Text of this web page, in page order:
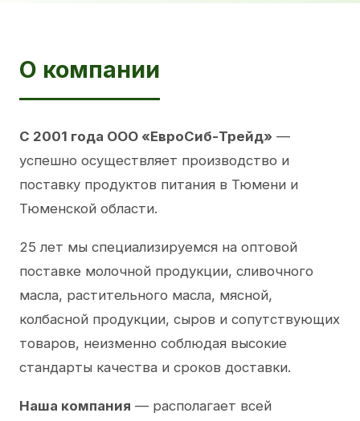
О компании
С 2001 года ООО «ЕвроСиб-Трейд» —
успешно осуществляет производство и
поставку продуктов питания в Тюмени и
Тюменской области.
25 лет мы специализируемся на оптовой
поставке молочной продукции, сливочного
масла, растительного масла, мясной,
колбасной продукции, сыров и сопутствующих
товаров, неизменно соблюдая высокие
стандарты качества и сроков доставки.
Наша компания — располагает всей